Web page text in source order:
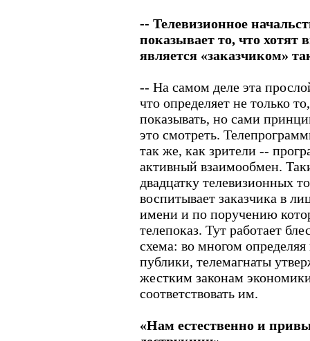
-- Телевизионное
показывает то, что хотят
является «заказчиком»
-- На самом деле эта
что определяет не только
показывать, но сами
это смотреть.
так же, как зрители --
активный взаимообмен.
двадцатку телевизионных
воспитывает заказчика в
имени и по поручению
телепоказ. Тут работает
схема: во многом
публики, телемагнаты
жестким законам
соответствовать им.
«Нам естественно и